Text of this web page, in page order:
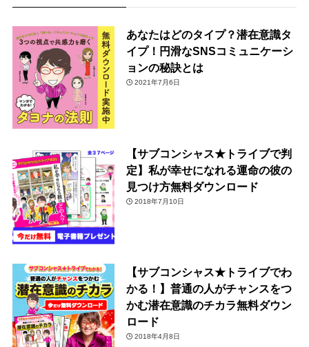
あなたはどのタイプ？潜在意識タ
イプ！円滑なSNSコミュニケーシ
ョンの秘訣とは
2021年7月6日
【サブコンシャス★トライブで判
定】私が幸せになれる運命の彼の
見つけ方無料ダウンロード
2018年7月10日
【サブコンシャス★トライブでわ
かる！】普通の人がチャンスをつ
かむ潜在意識のチカラ無料ダウン
ロード
2018年4月8日